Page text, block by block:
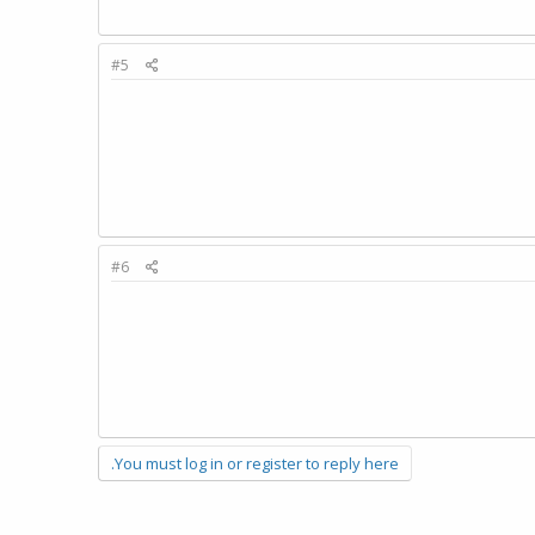
#5
#6
You must log in or register to reply here.